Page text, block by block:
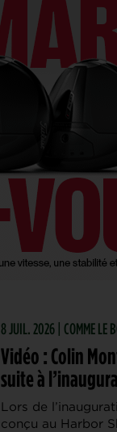
8 JUIL. 2026 | COMME LE
Vidéo : Colin
suite à
Lors de
conçu au Harbor